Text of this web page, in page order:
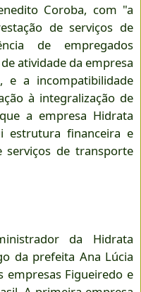
Coroba, com "a
de serviços de
de empregados
atividade da empresa
a incompatibilidade
à integralização de
a empresa Hidrata
estrutura financeira e
serviços de transporte
da Hidrata
da prefeita Ana Lúcia
empresas Figueiredo e